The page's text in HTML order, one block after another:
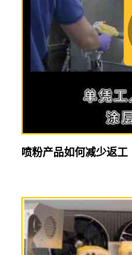
喷粉产品如何减少返工